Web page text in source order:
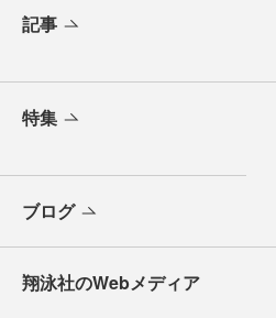
記事
特集
ブログ
翔泳社のWebメディア